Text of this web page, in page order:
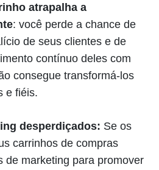
atrapalha a
: você perde a chance de
de seus clientes e de
contínuo deles com
consegue transformá-los
e fiéis.
desperdiçados: Se os
carrinhos de compras
de marketing para promover